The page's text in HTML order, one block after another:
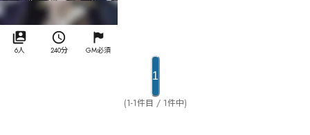
6人 240分 GM必須
1
(1-1件目 / 1件中)